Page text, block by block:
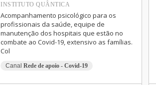
INSTITUTO QUÂNTICA
Acompanhamento psicológico para os
profissionais da saúde, equipe de
manutenção dos hospitais que estão no
combate ao Covid-19, extensivo as famílias.
Col
Canal Rede de apoio - Covid-19